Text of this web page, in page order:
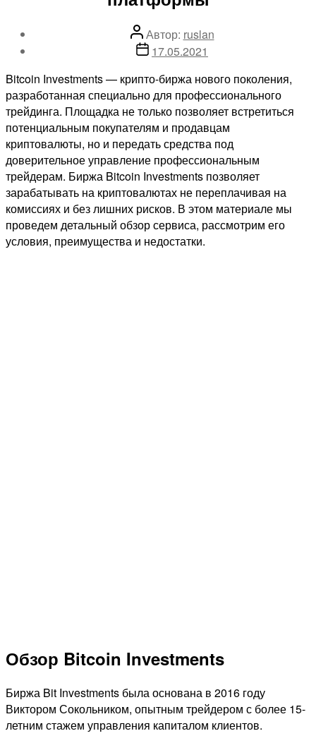
Автор
записи
Автор: ruslan
Дата17.05.2021
Bitcoin Investments — крипто-биржа нового поколения,
разработанная специально для профессионального
трейдинга. Площадка не только позволяет встретиться
потенциальным покупателям и продавцам
криптовалюты, но и передать средства под
доверительное управление профессиональным
трейдерам. Биржа Bitcoin Investments позволяет
зарабатывать на криптовалютах не переплачивая на
комиссиях и без лишних рисков. В этом материале мы
проведем детальный обзор сервиса, рассмотрим его
условия, преимущества и недостатки.
Обзор Bitcoin Investments
Биржа Bit Investments была основана в 2016 году
Виктором Сокольником, опытным трейдером с более 15-
летним стажем управления капиталом клиентов.